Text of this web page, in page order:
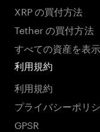
XRP の買付方法
Tether の買付方法
すべての資産を表示
利用規約
利用規約
プライバシーポリ
GPSR